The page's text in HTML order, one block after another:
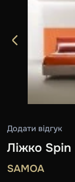
Додати відгук
Ліжко Spin
SAMOA